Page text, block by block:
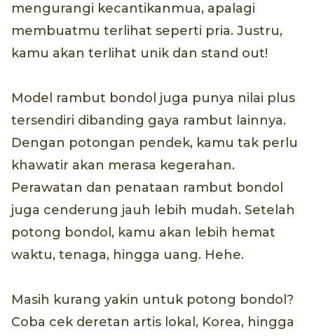
mengurangi kecantikanmua, apalagi
membuatmu terlihat seperti pria. Justru,
kamu akan terlihat unik dan stand out!
Model rambut bondol juga punya nilai plus
tersendiri dibanding gaya rambut lainnya.
Dengan potongan pendek, kamu tak perlu
khawatir akan merasa kegerahan.
Perawatan dan penataan rambut bondol
juga cenderung jauh lebih mudah. Setelah
potong bondol, kamu akan lebih hemat
waktu, tenaga, hingga uang. Hehe.
Masih kurang yakin untuk potong bondol?
Coba cek deretan artis lokal, Korea, hingga